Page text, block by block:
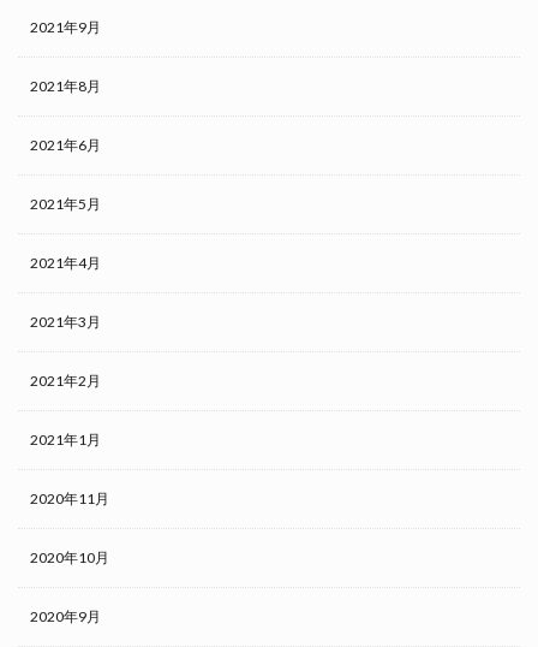
2021年9月
2021年8月
2021年6月
2021年5月
2021年4月
2021年3月
2021年2月
2021年1月
2020年11月
2020年10月
2020年9月